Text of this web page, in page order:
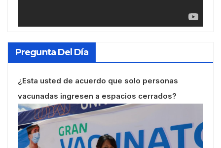
Pregunta Del Día
¿Esta usted de acuerdo que solo personas
vacunadas ingresen a espacios cerrados?